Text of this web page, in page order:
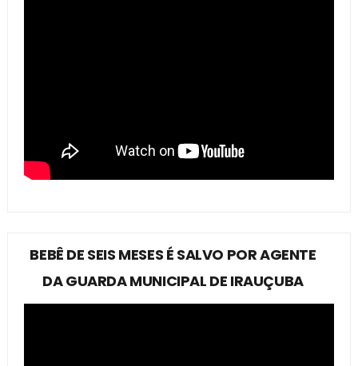
BEBÊ DE SEIS MESES É SALVO POR AGENTE
DA GUARDA MUNICIPAL DE IRAUÇUBA